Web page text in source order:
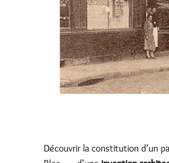
Découvrir la constitution d’un